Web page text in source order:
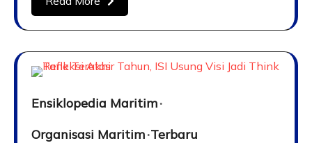
Ensiklopedia Maritim
Organisasi Maritim Terbaru